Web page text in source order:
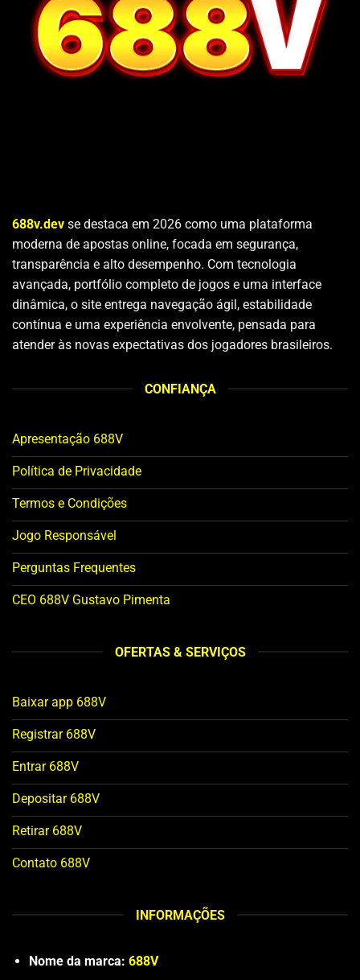
688v.dev se destaca em 2026 como uma plataforma
moderna de apostas online, focada em segurança,
transparência e alto desempenho. Com tecnologia
avançada, portfólio completo de jogos e uma interface
dinâmica, o site entrega navegação ágil, estabilidade
contínua e uma experiência envolvente, pensada para
atender às novas expectativas dos jogadores brasileiros.
CONFIANÇA
Apresentação 688V
Política de Privacidade
Termos e Condições
Jogo Responsável
Perguntas Frequentes
CEO 688V Gustavo Pimenta
OFERTAS & SERVIÇOS
Baixar app 688V
Registrar 688V
Entrar 688V
Depositar 688V
Retirar 688V
Contato 688V
INFORMAÇÕES
Nome da marca: 688V